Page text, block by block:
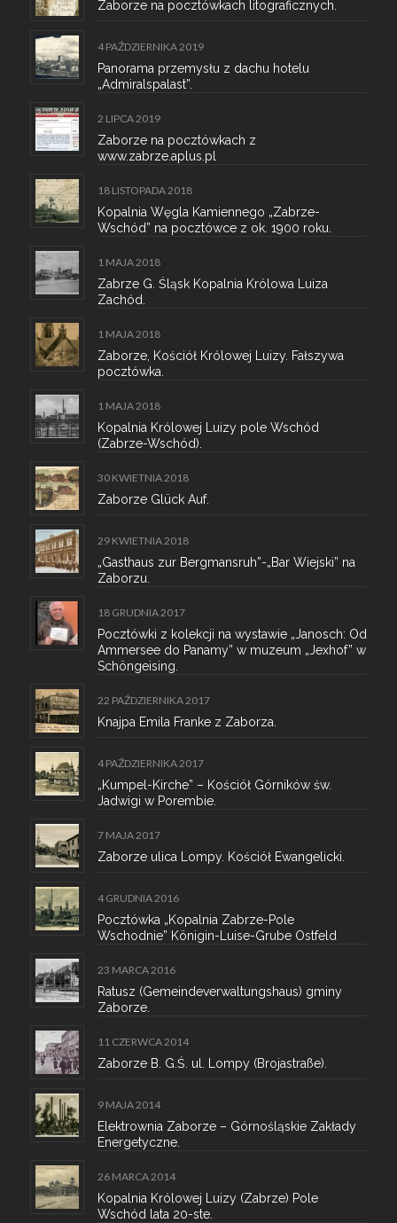
Zaborze na pocztówkach litograficznych.
4 PAŹDZIERNIKA 2019
Panorama przemysłu z dachu hotelu
„Admiralspalast”.
2 LIPCA 2019
Zaborze na pocztówkach z
www.zabrze.aplus.pl
18 LISTOPADA 2018
Kopalnia Węgla Kamiennego „Zabrze-
Wschód” na pocztówce z ok. 1900 roku.
1 MAJA 2018
Zabrze G. Śląsk Kopalnia Królowa Luiza
Zachód.
1 MAJA 2018
Zaborze, Kościół Królowej Luizy. Fałszywa
pocztówka.
1 MAJA 2018
Kopalnia Królowej Luizy pole Wschód
(Zabrze-Wschód).
30 KWIETNIA 2018
Zaborze Glück Auf.
29 KWIETNIA 2018
„Gasthaus zur Bergmansruh”-„Bar Wiejski” na
Zaborzu.
18 GRUDNIA 2017
Pocztówki z kolekcji na wystawie „Janosch: Od
Ammersee do Panamy” w muzeum „Jexhof” w
Schöngeising.
22 PAŹDZIERNIKA 2017
Knajpa Emila Franke z Zaborza.
4 PAŹDZIERNIKA 2017
„Kumpel-Kirche” – Kościół Górników św.
Jadwigi w Porembie.
7 MAJA 2017
Zaborze ulica Lompy. Kościół Ewangelicki.
4 GRUDNIA 2016
Pocztówka „Kopalnia Zabrze-Pole
Wschodnie” Königin-Luise-Grube Ostfeld
23 MARCA 2016
Ratusz (Gemeindeverwaltungshaus) gminy
Zaborze.
11 CZERWCA 2014
Zaborze B. G.Ś. ul. Lompy (Brojastraße).
9 MAJA 2014
Elektrownia Zaborze – Górnośląskie Zakłady
Energetyczne.
26 MARCA 2014
Kopalnia Królowej Luizy (Zabrze) Pole
Wschód lata 20-ste.